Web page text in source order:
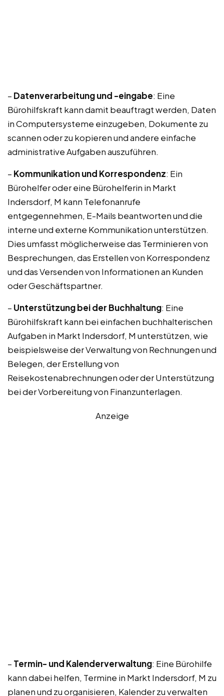
– Datenverarbeitung und -eingabe: Eine
Bürohilfskraft kann damit beauftragt werden, Daten
in Computersysteme einzugeben, Dokumente zu
scannen oder zu kopieren und andere einfache
administrative Aufgaben auszuführen.
– Kommunikation und Korrespondenz: Ein
Bürohelfer oder eine Bürohelferin in Markt
Indersdorf, M kann Telefonanrufe
entgegennehmen, E-Mails beantworten und die
interne und externe Kommunikation unterstützen.
Dies umfasst möglicherweise das Terminieren von
Besprechungen, das Erstellen von Korrespondenz
und das Versenden von Informationen an Kunden
oder Geschäftspartner.
– Unterstützung bei der Buchhaltung: Eine
Bürohilfskraft kann bei einfachen buchhalterischen
Aufgaben in Markt Indersdorf, M unterstützen, wie
beispielsweise der Verwaltung von Rechnungen und
Belegen, der Erstellung von
Reisekostenabrechnungen oder der Unterstützung
bei der Vorbereitung von Finanzunterlagen.
Anzeige
– Termin- und Kalenderverwaltung: Eine Bürohilfe
kann dabei helfen, Termine in Markt Indersdorf, M zu
planen und zu organisieren, Kalender zu verwalten